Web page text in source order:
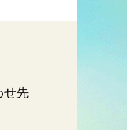
せ先